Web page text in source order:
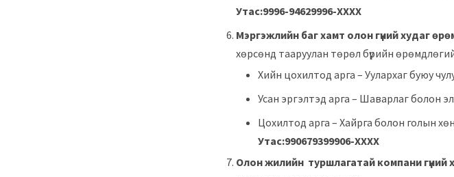
Утас:9996-94629996-ХХХХ
Мэргэжлийн баг хамт олон гүний худаг
хөрсөнд тааруулан төрөл бүрийн
Хийн цохилтод арга – Уулархаг буюу
Усан эргэлтэд арга – Шаварлаг болон
Цохилтод арга – Хайрга болон голын
Утас:990679399906-ХХХХ
Олон жилийн туршлагатай компани гүний